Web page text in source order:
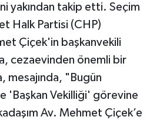
yakından takip etti. Seçim
Halk Partisi (CHP)
Çiçek'in başkanvekili
cezaevinden önemli bir
mesajında, "Bugün
'Başkan Vekilliği' görevine
Av. Mehmet Çiçek’e